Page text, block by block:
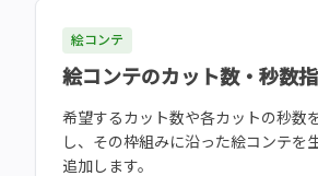
絵コンテ
絵コンテのカット数・秒数
希望するカット数や各カットの秒数
し、その枠組みに沿った絵コンテを
追加します。